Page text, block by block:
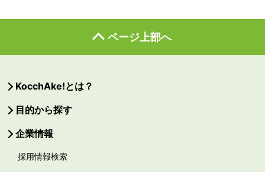
ページ上部へ
KocchAke!とは？
目的から探す
企業情報
採用情報検索